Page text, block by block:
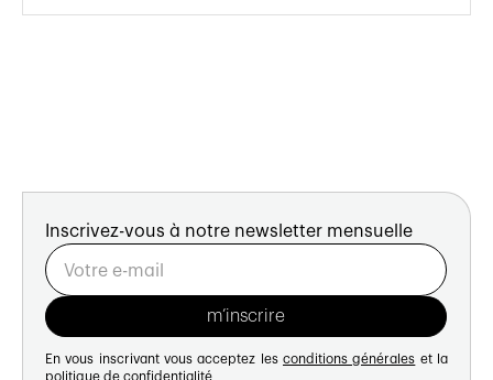
Inscrivez-vous à notre newsletter mensuelle
En vous inscrivant vous acceptez les conditions générales et la
politique de confidentialité